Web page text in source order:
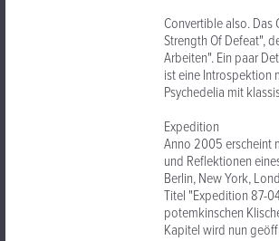
Convertible also. Das
Strength Of Defeat",
Arbeiten". Ein paar
ist eine Introspektion
Psychedelia mit
Expedition
Anno 2005 erscheint
und Reflektionen
Berlin, New York,
Titel "Expedition 87-
potemkinschen
Kapitel wird nun